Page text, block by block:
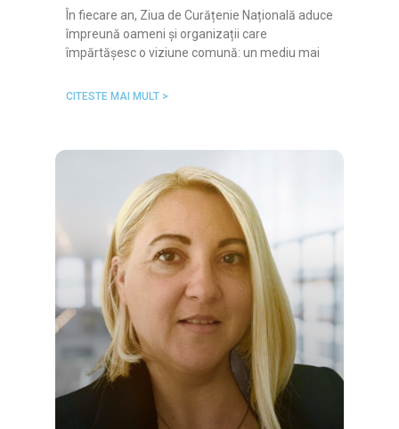
În fiecare an, Ziua de Curățenie Națională aduce
împreună oameni și organizații care
împărtășesc o viziune comună: un mediu mai
CITESTE MAI MULT >